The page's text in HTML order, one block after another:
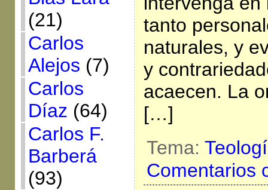
(21)
Carlos
Alejos (7)
Carlos
Díaz (64)
Carlos F.
Barberá
(93)
tanto
naturales, y
y
acaecen. La
[…]
Tema:
Comentarios